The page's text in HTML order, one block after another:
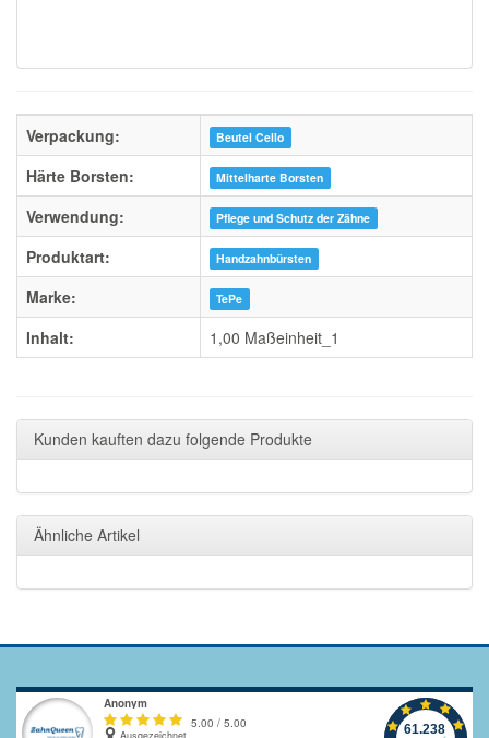
Verpackung: Beutel Cello
Härte Borsten: Mittelharte Borsten
Verwendung: Pflege und Schutz der Zähne
Produktart: Handzahnbürsten
Marke: TePe
Inhalt: 1,00 Maßeinheit_1
Kunden kauften dazu folgende Produkte
Ähnliche Artikel